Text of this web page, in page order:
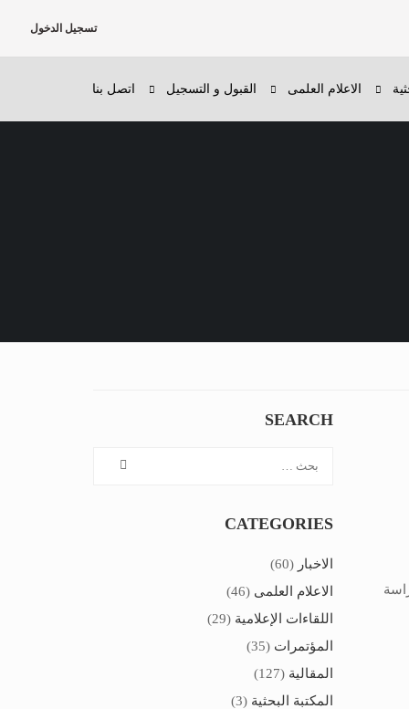
تسجيل الدخول
الاعلام العلمى القبول و التسجيل اتصل بنا
SEARCH
CATEGORIES
الاخبار (60)
الاعلام العلمى (46)
اللقاءات الإعلامية (29)
المؤتمرات (35)
المقالية (127)
المكتبة البحثية (3)